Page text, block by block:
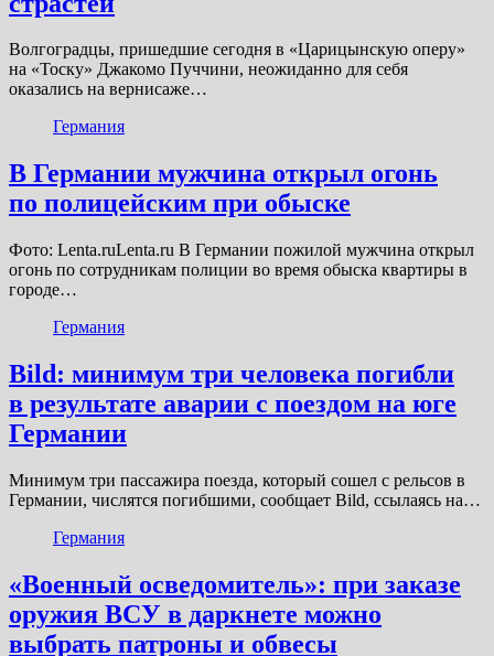
Волгоградцы, пришедшие сегодня в «Царицынскую оперу»
на «Тоску» Джакомо Пуччини, неожиданно для себя
оказались на вернисаже…
Германия
В Германии мужчина открыл огонь
по полицейским при обыске
Фото: Lenta.ruLenta.ru В Германии пожилой мужчина открыл
огонь по сотрудникам полиции во время обыска квартиры в
городе…
Германия
Bild: минимум три человека погибли
в результате аварии с поездом на юге
Германии
Минимум три пассажира поезда, который сошел с рельсов в
Германии, числятся погибшими, сообщает Bild, ссылаясь на…
Германия
«Военный осведомитель»: при заказе
оружия ВСУ в даркнете можно
выбрать патроны и обвесы